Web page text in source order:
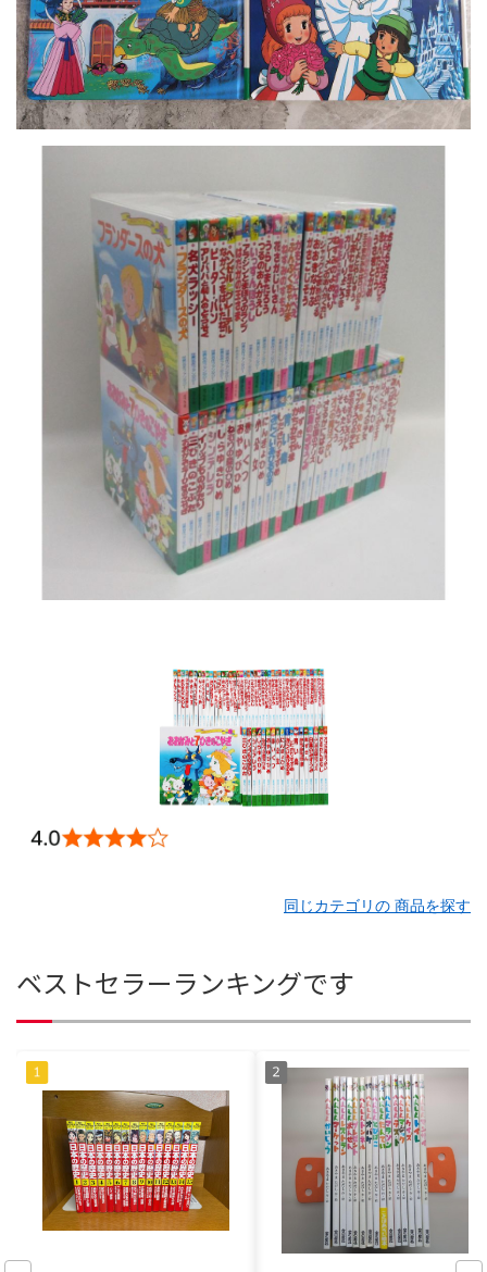
同じカテゴリの 商品を探す
ベストセラーランキングです